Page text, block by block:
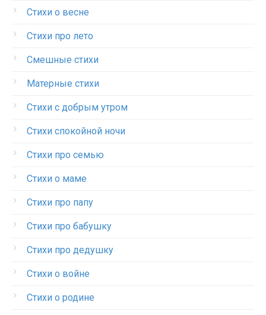
Стихи о весне
Стихи про лето
Смешные стихи
Матерные стихи
Стихи с добрым утром
Стихи спокойной ночи
Стихи про семью
Стихи о маме
Стихи про папу
Стихи про бабушку
Стихи про дедушку
Стихи о войне
Стихи о родине